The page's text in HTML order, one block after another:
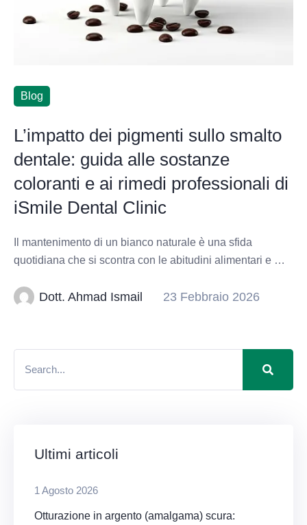
Blog
L’impatto dei pigmenti sullo smalto
dentale: guida alle sostanze
coloranti e ai rimedi professionali di
iSmile Dental Clinic
Il mantenimento di un bianco naturale è una sfida
quotidiana che si scontra con le abitudini alimentari e …
Dott. Ahmad Ismail 23 Febbraio 2026
Ultimi articoli
1 Agosto 2026
Otturazione in argento (amalgama) scura: